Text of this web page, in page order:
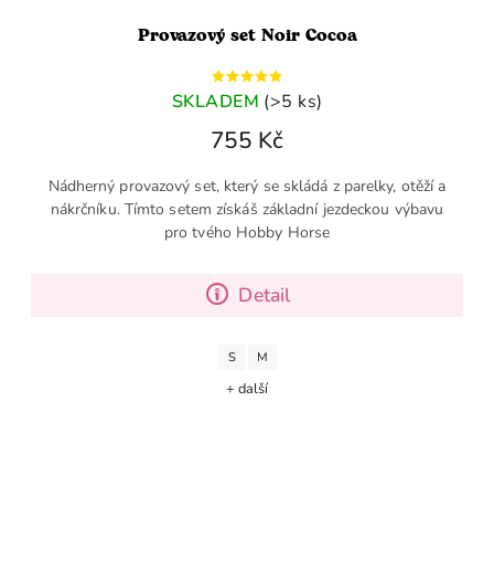
Provazový set Noir Cocoa
SKLADEM (>5 ks)
755 Kč
Detail
Nádherný provazový set, který se skládá z parelky, otěží a
nákrčníku. Tímto setem získáš základní jezdeckou výbavu
pro tvého Hobby Horse
S M
+ další